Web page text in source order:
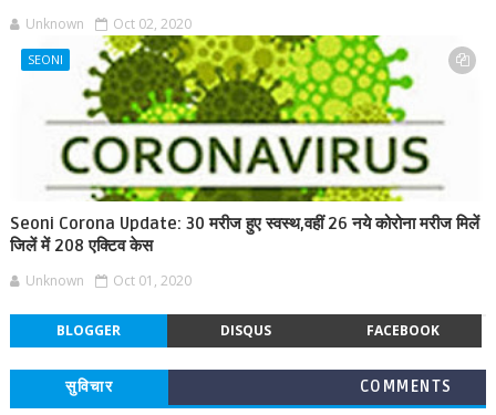
Unknown Oct 02, 2020
SEONI
Seoni Corona Update: 30 मरीज हुए स्वस्थ,वहीं 26 नये कोरोना मरीज मिलें
जिलें में 208 एक्टिव केस
Unknown Oct 01, 2020
BLOGGER DISQUS FACEBOOK
सुविचार COMMENTS